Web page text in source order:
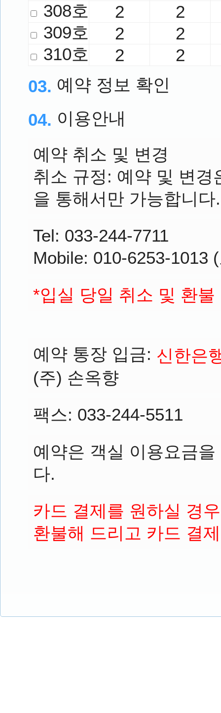
308호
2
2
309호
2
2
310호
2
2
03. 예약 정보 확인
04. 이용안내
예약 취소 및 변경
취소 규정: 예약 및 변
을 통해서만 가능합니다.
Tel: 033-244-7711
Mobile: 010-6253-1013
*입실 당일 취소 및 환불
예약 통장 입금: 신한은
(주) 손옥향
팩스: 033-244-5511
예약은 객실 이용요금
다.
카드 결제를 원하실 경
환불해 드리고 카드 결